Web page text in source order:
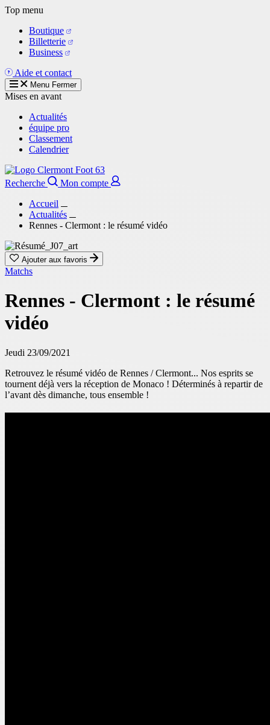
Aller
contenu
principal
Top menu
Boutique
Billetterie
Business
Aide et contact
Menu Fermer
Mises en avant
Actualités
équipe pro
Classement
Calendrier
Recherche
Mon compte
Accueil
Actualités
Rennes - Clermont : le résumé vidéo
Ajouter aux favoris
Matchs
Rennes - Clermont : le résumé
vidéo
Jeudi 23/09/2021
Retrouvez le résumé vidéo de Rennes / Clermont... Nos esprits se
tournent déjà vers la réception de Monaco ! Déterminés à repartir de
l’avant dès dimanche, tous ensemble !